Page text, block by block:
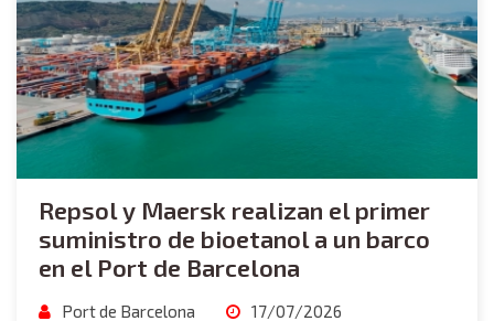
Repsol y Maersk realizan el primer
suministro de bioetanol a un barco
en el Port de Barcelona
Port de Barcelona 17/07/2026